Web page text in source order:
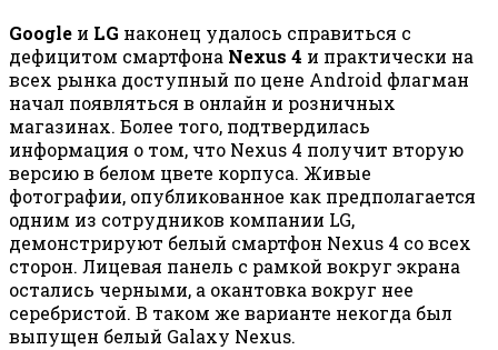
Google и LG наконец удалось справиться с
дефицитом смартфона Nexus 4 и практически на
всех рынка доступный по цене Android флагман
начал появляться в онлайн и розничных
магазинах. Более того, подтвердилась
информация о том, что Nexus 4 получит вторую
версию в белом цвете корпуса. Живые
фотографии, опубликованное как предполагается
одним из сотрудников компании LG,
демонстрируют белый смартфон Nexus 4 со всех
сторон. Лицевая панель с рамкой вокруг экрана
остались черными, а окантовка вокруг нее
серебристой. В таком же варианте некогда был
выпущен белый Galaxy Nexus.